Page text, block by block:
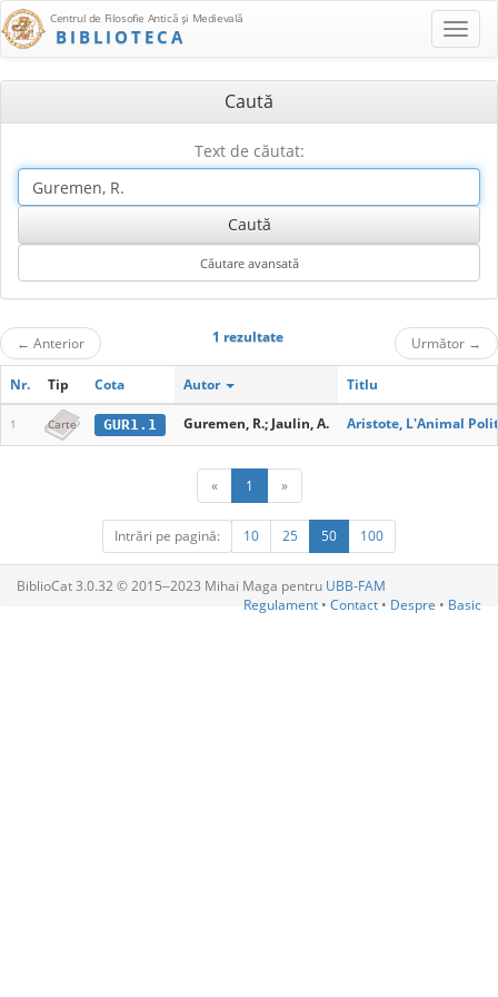
Centrul de Filosofie Antică şi Medievală
BIBLIOTECA
Caută
Text de căutat:
← Anterior 1 rezultate Următor →
Nr. Tip Cota Autor Titlu
1 Carte GUR1.1 Guremen, R.; Jaulin, A. Aristote, L'Animal
« 1 »
Intrări pe pagină: 10 25 50 100
BiblioCat 3.0.32 © 2015‒2023 Mihai Maga pentru UBB-FAM
Regulament • Contact • Despre • Basic